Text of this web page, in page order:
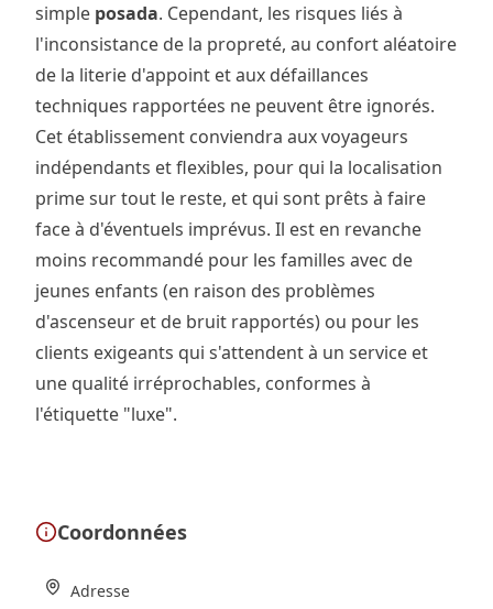
simple posada. Cependant, les risques liés à
l'inconsistance de la propreté, au confort aléatoire
de la literie d'appoint et aux défaillances
techniques rapportées ne peuvent être ignorés.
Cet établissement conviendra aux voyageurs
indépendants et flexibles, pour qui la localisation
prime sur tout le reste, et qui sont prêts à faire
face à d'éventuels imprévus. Il est en revanche
moins recommandé pour les familles avec de
jeunes enfants (en raison des problèmes
d'ascenseur et de bruit rapportés) ou pour les
clients exigeants qui s'attendent à un service et
une qualité irréprochables, conformes à
l'étiquette "luxe".
Coordonnées
Adresse